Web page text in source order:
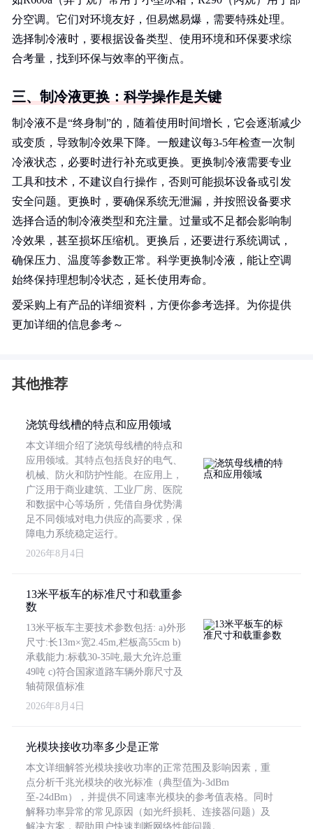
分空调。它们对环境友好，但易燃易爆，需要特殊处理。
选择制冷液时，要根据设备类型、使用环境和环保要求综
合考量，找到环保与效率的平衡点。
三、制冷液更换：科学操作是关键
制冷液不是“终身制”的，随着使用时间增长，它会逐渐减少
或变质，导致制冷效果下降。一般建议每3-5年检查一次制
冷液状态，必要时进行补充或更换。更换制冷液需要专业
工具和技术，不建议自行操作，否则可能损坏设备或引发
安全问题。更换时，要确保系统无泄漏，并按照设备要求
选择合适的制冷液类型和充注量。过量或不足都会影响制
冷效果，甚至损坏压缩机。更换后，还要进行系统调试，
确保压力、温度等参数正常。科学更换制冷液，能让空调
始终保持理想制冷状态，延长使用寿命。
爱采购上有产品的详细资料，方便你参考选择。为你提供
更加详细的信息参考～
其他推荐
浇筑母线槽的特点和应用领域
本文详细介绍了浇筑母线槽的特点和
应用领域。其特点包括良好的电气、
机械、防火和防护性能。在应用上，
广泛用于商业建筑、工业厂房、医院
和数据中心等场所，凭借自身优势满
足不同领域对电力供应的高要求，保
障电力系统稳定运行。
2026年8月4日
13米平板车的标准尺寸和载重参
数
13米平板车主要技术参数包括: a)外形
尺寸:长13m×宽2.45m,栏板高55cm b)
承载能力:标载30-35吨,最大允许总重
49吨 c)符合国家道路车辆外廓尺寸及
轴荷限值标准
2026年8月4日
光模块接收功率多少是正常
本文详细解答光模块接收功率的正常范围及影响因素，重
点分析千兆光模块的收光标准（典型值为-3dBm
至-24dBm），并提供不同速率光模块的参考值表格。同时
解释功率异常的常见原因（如光纤损耗、连接器问题）及
解决方案，帮助用户快速判断网络性能问题。